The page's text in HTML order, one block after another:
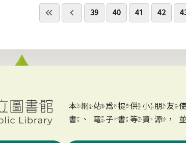
39 40 41 42
本網站為提供小朋友
書、電子書等資源，